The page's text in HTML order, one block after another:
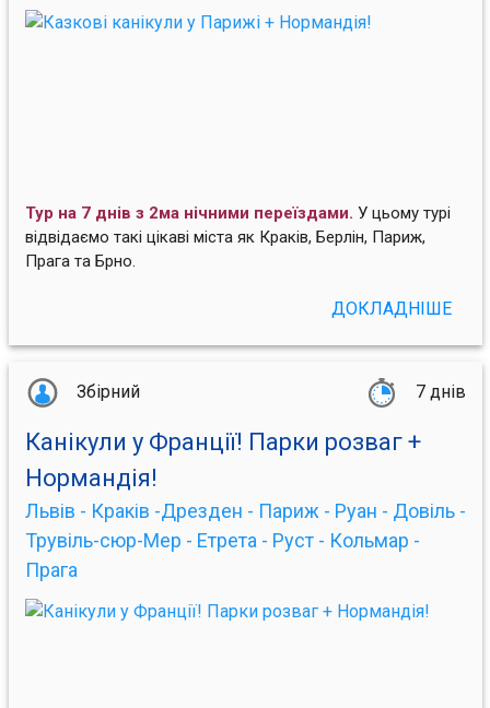
Тур на 7 днів з 2ма нічними переїздами. У цьому турі
відвідаємо такі цікаві міста як Краків, Берлін, Париж,
Прага та Брно.
ДОКЛАДНІШЕ
Збірний 7 днів
Канікули у Франції! Парки розваг +
Нормандія!
Львів - Краків -Дрезден - Париж - Руан - Довіль -
Трувіль-сюр-Мер - Етрета - Руст - Кольмар -
Прага